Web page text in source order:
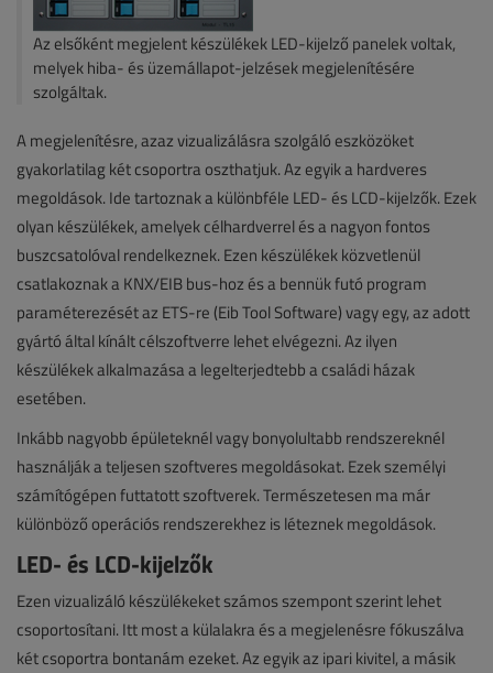
Az elsőként megjelent készülékek LED-kijelző panelek voltak,
melyek hiba- és üzemállapot-jelzések megjelenítésére
szolgáltak.
A megjelenítésre, azaz vizualizálásra szolgáló eszközöket
gyakorlatilag két csoportra oszthatjuk. Az egyik a hardveres
megoldások. Ide tartoznak a különbféle LED- és LCD-kijelzők. Ezek
olyan készülékek, amelyek célhardverrel és a nagyon fontos
buszcsatolóval rendelkeznek. Ezen készülékek közvetlenül
csatlakoznak a KNX/EIB bus-hoz és a bennük futó program
paraméterezését az ETS-re (Eib Tool Software) vagy egy, az adott
gyártó által kínált célszoftverre lehet elvégezni. Az ilyen
készülékek alkalmazása a legelterjedtebb a családi házak
esetében.
Inkább nagyobb épületeknél vagy bonyolultabb rendszereknél
használják a teljesen szoftveres megoldásokat. Ezek személyi
számítógépen futtatott szoftverek. Természetesen ma már
különböző operációs rendszerekhez is léteznek megoldások.
LED- és LCD-kijelzők
Ezen vizualizáló készülékeket számos szempont szerint lehet
csoportosítani. Itt most a külalakra és a megjelenésre fókuszálva
két csoportra bontanám ezeket. Az egyik az ipari kivitel, a másik